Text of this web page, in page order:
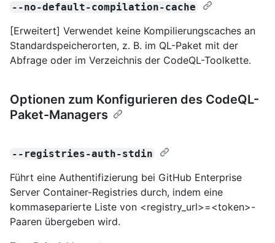
--no-default-compilation-cache
[Erweitert] Verwendet keine Kompilierungscaches an
Standardspeicherorten, z. B. im QL-Paket mit der
Abfrage oder im Verzeichnis der CodeQL-Toolkette.
Optionen zum Konfigurieren des CodeQL-
Paket-Managers
--registries-auth-stdin
Führt eine Authentifizierung bei GitHub Enterprise
Server Container-Registries durch, indem eine
kommaseparierte Liste von <registry_url>=<token>-
Paaren übergeben wird.